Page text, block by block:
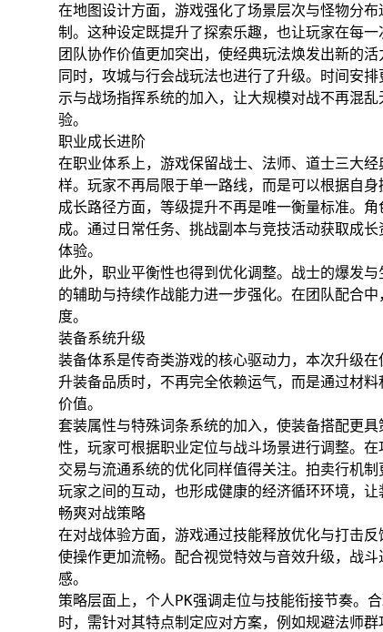
在地图设计方面，游戏强化了场景层次与怪物分
制。这种设定既提升了探索乐趣，也让玩家在每
团队协作价值更加突出，使经典玩法焕发出新的活
同时，攻城与行会战玩法也进行了升级。时间安
示与战场指挥系统的加入，让大规模对战不再混
验。
职业成长进阶
在职业体系上，游戏保留战士、法师、道士三大
样。玩家不再局限于单一路线，而是可以根据自
成长路径方面，等级提升不再是唯一衡量标准。
成。通过日常任务、挑战副本与竞技活动获取成
体验。
此外，职业平衡性也得到优化调整。战士的爆发
的辅助与持续作战能力进一步强化。在团队配合
度。
装备系统升级
装备体系是传奇类游戏的核心驱动力，本次升级
升装备品质时，不再完全依赖运气，而是通过材
价值。
套装属性与特殊词条系统的加入，使装备搭配更
性，玩家可根据职业定位与战斗场景进行调整。
交易与流通系统的优化同样值得关注。拍卖行机
玩家之间的互动，也形成健康的经济循环环境，
畅爽对战策略
在对战体验方面，游戏通过技能释放优化与打击
使操作更加流畅。配合视觉特效与音效升级，战
感。
策略层面上，个人PK强调走位与技能衔接节奏。
时，需针对其特点制定应对方案，例如规避法师